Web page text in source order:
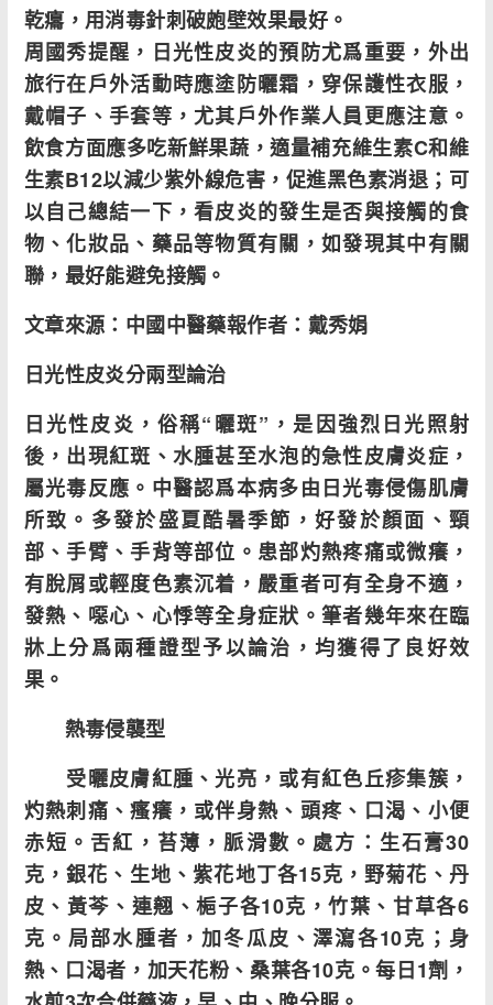
乾癟，用消毒針刺破皰壁效果最好。
周國秀提醒，日光性皮炎的預防尤爲重要，外出
旅行在戶外活動時應塗防曬霜，穿保護性衣服，
戴帽子、手套等，尤其戶外作業人員更應注意。
飲食方面應多吃新鮮果蔬，適量補充維生素C和維
生素B12以減少紫外線危害，促進黑色素消退；可
以自己總結一下，看皮炎的發生是否與接觸的食
物、化妝品、藥品等物質有關，如發現其中有關
聯，最好能避免接觸。
文章來源：中國中醫藥報作者：戴秀娟
日光性皮炎分兩型論治
日光性皮炎，俗稱“曬斑”，是因強烈日光照射
後，出現紅斑、水腫甚至水泡的急性皮膚炎症，
屬光毒反應。中醫認爲本病多由日光毒侵傷肌膚
所致。多發於盛夏酷暑季節，好發於顏面、頸
部、手臂、手背等部位。患部灼熱疼痛或微癢，
有脫屑或輕度色素沉着，嚴重者可有全身不適，
發熱、噁心、心悸等全身症狀。筆者幾年來在臨
牀上分爲兩種證型予以論治，均獲得了良好效
果。
熱毒侵襲型
受曬皮膚紅腫、光亮，或有紅色丘疹集簇，
灼熱刺痛、瘙癢，或伴身熱、頭疼、口渴、小便
赤短。舌紅，苔薄，脈滑數。處方：生石膏30
克，銀花、生地、紫花地丁各15克，野菊花、丹
皮、黃芩、連翹、梔子各10克，竹葉、甘草各6
克。局部水腫者，加冬瓜皮、澤瀉各10克；身
熱、口渴者，加天花粉、桑葉各10克。每日1劑，